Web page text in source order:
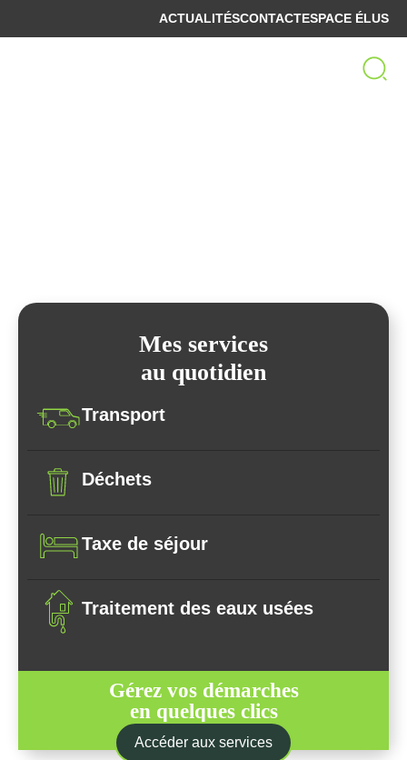
ACTUALITÉSCONTACTESPACE ÉLUS
Mes services
au quotidien
Transport
Déchets
Taxe de séjour
Traitement des eaux usées
Gérez vos démarches
en quelques clics
Accéder aux services